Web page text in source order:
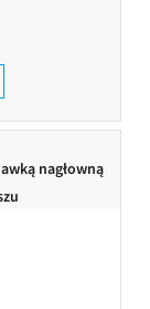
nagłowną